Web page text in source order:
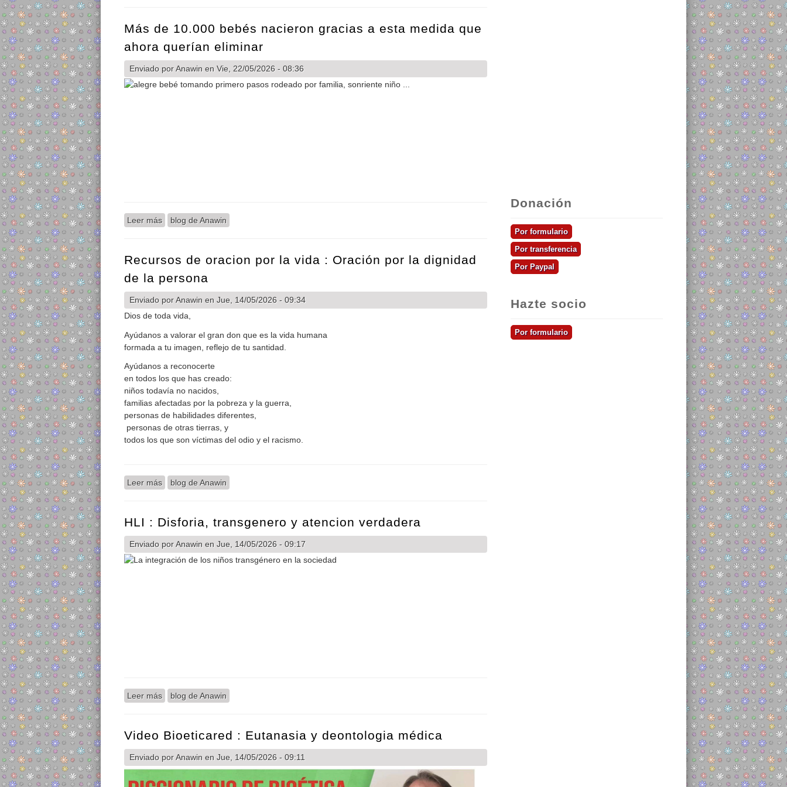
Más de 10.000 bebés nacieron gracias a esta medida que
ahora querían eliminar
Enviado porAnawin en Vie, 22/05/2026 - 08:36
Leer más sobre Más de 10.000 bebés nacieron gracias a esta medida que ahora querían eliminar
blog de Anawin
Recursos de oracion por la vida : Oración por la dignidad
de la persona
Enviado porAnawin en Jue, 14/05/2026 - 09:34
Dios de toda vida,
Ayúdanos a valorar el gran don que es la vida humana
formada a tu imagen, reflejo de tu santidad.
Ayúdanos a reconocerte
en todos los que has creado:
niños todavía no nacidos,
familias afectadas por la pobreza y la guerra,
personas de habilidades diferentes,
personas de otras tierras, y
todos los que son víctimas del odio y el racismo.
Leer más sobre Recursos de oracion por la vida : Oración por la dignidad de la persona
blog de Anawin
HLI : Disforia, transgenero y atencion verdadera
Enviado porAnawin en Jue, 14/05/2026 - 09:17
Leer más sobre HLI : Disforia, transgenero y atencion verdadera
blog de Anawin
Video Bioeticared : Eutanasia y deontologia médica
Enviado porAnawin en Jue, 14/05/2026 - 09:11
Donación
Hazte socio